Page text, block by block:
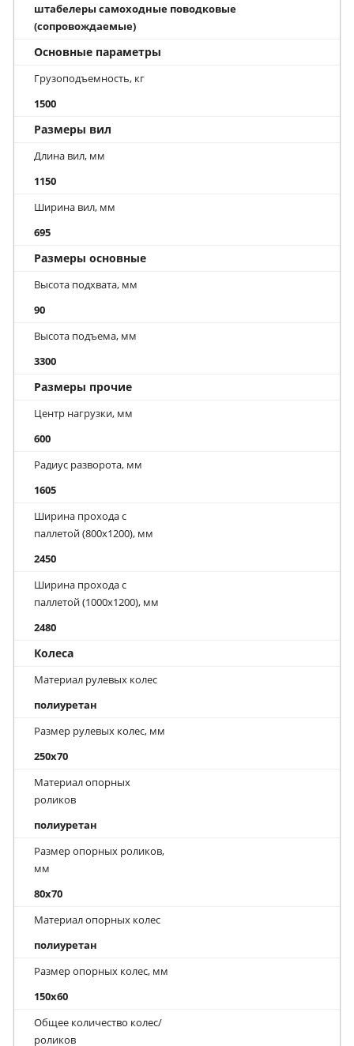
штабелеры самоходные поводковые
(сопровождаемые)
Основные параметры
Грузоподъемность, кг
1500
Размеры вил
Длина вил, мм
1150
Ширина вил, мм
695
Размеры основные
Высота подхвата, мм
90
Высота подъема, мм
3300
Размеры прочие
Центр нагрузки, мм
600
Радиус разворота, мм
1605
Ширина прохода с
паллетой (800х1200), мм
2450
Ширина прохода с
паллетой (1000х1200), мм
2480
Колеса
Материал рулевых колес
полиуретан
Размер рулевых колес, мм
250x70
Материал опорных
роликов
полиуретан
Размер опорных роликов,
мм
80x70
Материал опорных колес
полиуретан
Размер опорных колес, мм
150x60
Общее количество колес/
роликов